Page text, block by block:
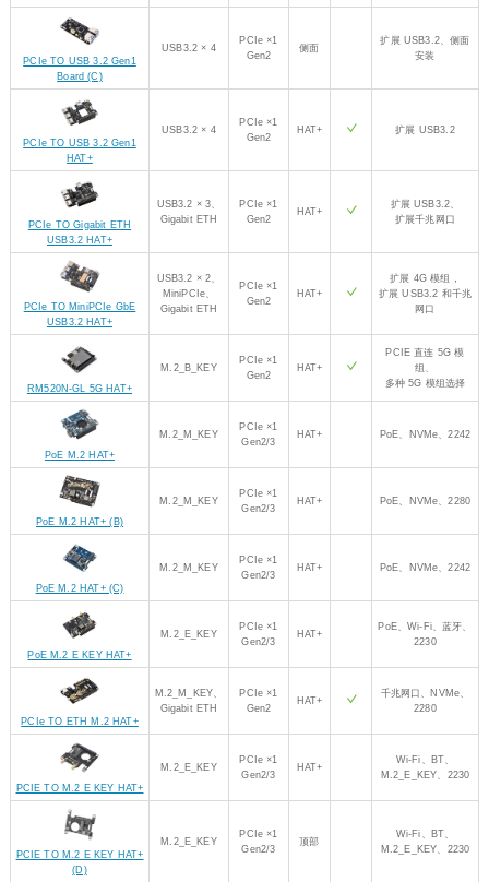
PCIe TO USB 3.2 Gen1
Board (C)
USB3.2 × 4
PCIe ×1
Gen2
侧面
扩展 USB3.2、侧面
安装
PCIe TO USB 3.2 Gen1
HAT+
USB3.2 × 4
PCIe ×1
Gen2
HAT+ 扩展 USB3.2
PCIe TO Gigabit ETH
USB3.2 HAT+
USB3.2 × 3、
Gigabit ETH
PCIe ×1
Gen2
HAT+
扩展 USB3.2、
扩展千兆网口
PCIe TO MiniPCIe GbE
USB3.2 HAT+
USB3.2 × 2、
MiniPCIe、
Gigabit ETH
PCIe ×1
Gen2
HAT+
扩展 4G 模组，
扩展 USB3.2 和千兆
网口
RM520N-GL 5G HAT+
M.2_B_KEY
PCIe ×1
Gen2
HAT+
PCIE 直连 5G 模
组、
多种 5G 模组选择
PoE M.2 HAT+
M.2_M_KEY
PCIe ×1
Gen2/3
HAT+ PoE、NVMe、2242
PoE M.2 HAT+ (B)
M.2_M_KEY
PCIe ×1
Gen2/3
HAT+ PoE、NVMe、2280
PoE M.2 HAT+ (C)
M.2_M_KEY
PCIe ×1
Gen2/3
HAT+ PoE、NVMe、2242
PoE M.2 E KEY HAT+
M.2_E_KEY
PCIe ×1
Gen2/3
HAT+
PoE、Wi-Fi、蓝牙、
2230
PCIe TO ETH M.2 HAT+
M.2_M_KEY、
Gigabit ETH
PCIe ×1
Gen2
HAT+
千兆网口、NVMe、
2280
PCIE TO M.2 E KEY HAT+
M.2_E_KEY
PCIe ×1
Gen2/3
HAT+
Wi-Fi、BT、
M.2_E_KEY、2230
PCIE TO M.2 E KEY HAT+
(D)
M.2_E_KEY
PCIe ×1
Gen2/3
顶部
Wi-Fi、BT、
M.2_E_KEY、2230